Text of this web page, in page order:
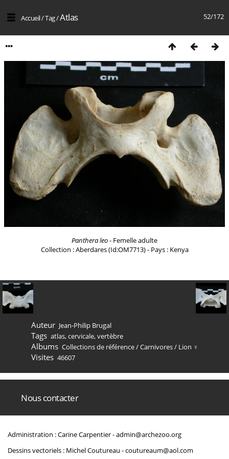
52/172
Accueil/Tag/Atlas
Panthera leo- Femelle adulte
Collection : Aberdares (Id:OM7713) - Pays : Kenya
Auteur Jean-Philip Brugal
Tags atlas,cervicale,vertèbre
Albums Collections de référence/Carnivores/ Lion ♀
Visites 46607
Nous contacter
Administration : Carine Carpentier -admin@archezoo.org
Dessins vectoriels : Michel Coutureau -coutureaum@aol.com